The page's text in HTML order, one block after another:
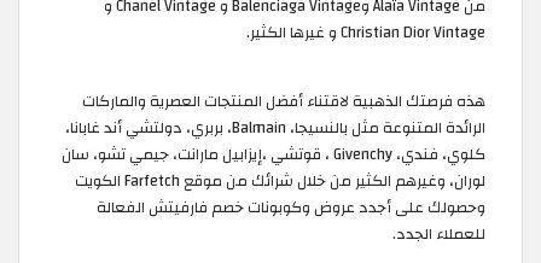
من Alaïa Vintage وBalenciaga Vintage و Chanel Vintage و
Christian Dior Vintage و غيرها الكثير.
هذه فرصتك الذهبية لاقتناء أفضل المنتجات العصرية والماركات
الرائدة المتنوعة مثل بالنسيجا، Balmain، بربري، دولتشي أند غابانا،
كلوي، فندي، Givenchy ، قوتشي ،إيزابيل مارانت، جيمي تشو، سان
لوران، وغيرهم الكثير من خلال شرائك من موقع Farfetch الكويت
وحصولك على أجدد عروض وكوبونات خصم فارفيتش الفعالة
للعملاء الجدد.